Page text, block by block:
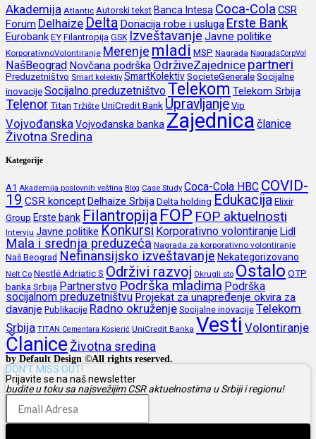
Akademija Atlantic Autorski tekst Banca Intesa Coca-Cola CSR
Forum Delhaize Delta Donacija robe i usluga Erste Bank
EurobankEY Filantropija GSK Izveštavanje Javne politike
KorporativnoVolontiranje Merenje mladi MSP Nagrada NagradaCorpVol
NašBeograd Novčana podrška OdrživeZajednice partneri
Preduzetništvo Smart kolektiv SmartKolektivSocieteGeneraleSocijalne
inovacijeSocijalno preduzetništvoTelekom Telekom Srbija
TelenorTitan Tržište UniCredit Bank Upravljanje Vip
VojvođanskaVojvođanska banka Zajednica članice
Životna Sredina
Kategorije
A1 Akademija poslovnih veština Blog Case Study Coca-Cola HBC COVID-
19 CSR konceptDelhaize Srbija Delta holding Edukacija Elixir
Group Erste bank Filantropija FOP FOP aktuelnosti
Intervju Javne politike Konkursi Korporativno volontiranjeLidl
Mala i srednja preduzeća Nagrada za korporativno volontiranje
Naš Beograd Nefinansijsko izveštavanje Nekategorizovano
Nelt Co Nestlé Adriatic S Održivi razvoj Okrugli sto Ostalo OTP
banka Srbija Partnerstvo Podrška mladima Podrška
socijalnom preduzetništvu Projekat za unapređenje okvira za
davanje Publikacije Radno okruženje Socijalne inovacije Telekom
Srbija TITAN Cementara Kosjerić UniCredit Banka Vesti Volontiranje
Članice Životna sredina
by Default Design ©All rights reserved.
DON’T MISS OUT!
Prijavite se na naš newsletter
budite u toku sa najsvežijim CSR aktuelnostima u Srbiji i regionu!